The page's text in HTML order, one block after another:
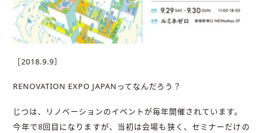
［2018.9.9］
RENOVATION EXPO JAPANってなんだろう？
じつは、リノベーションのイベントが毎年開催されています。
今年で8回目になりますが、当初は会場も狭く、セミナーだけの